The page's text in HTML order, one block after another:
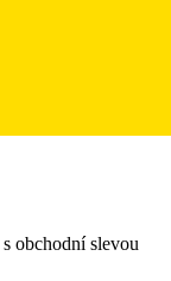
obchodní slevou